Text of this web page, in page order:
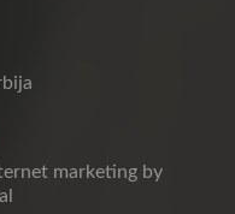
marketing by